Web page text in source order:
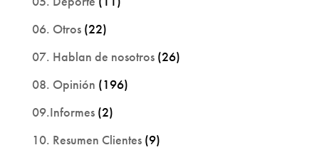
06. Otros(22)
07. Hablan de nosotros(26)
08. Opinión (196)
09.Informes(2)
10. Resumen Clientes(9)